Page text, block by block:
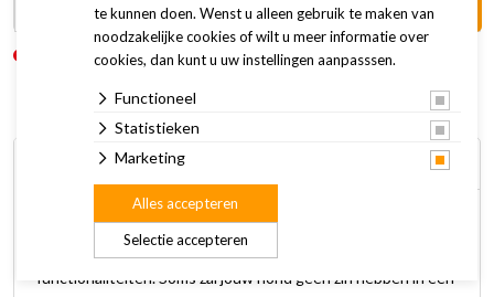
In winkelwagen +
Niet op voorraad Levertijd: 3 tot 8 werkdagen
Omschrijving Specificaties
De Beeztees sprinkler mat Stay Cool is een echte eye
catcher. Niet alleen qua vormgeving, maar ook qua
functionaliteiten. Soms zal jouw hond geen zin hebben in een
te kunnen doen. Wenst u alleen gebruik te maken van
noodzakelijke cookies of wilt u meer informatie over
cookies, dan kunt u uw instellingen aanpasssen.
Functioneel
Statistieken
Marketing
Selectie accepteren
Alles accepteren